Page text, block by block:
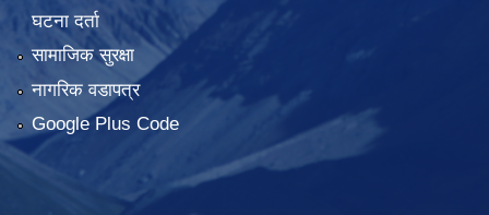
घटना दर्ता
सामाजिक सुरक्षा
नागरिक वडापत्र
Google Plus Code